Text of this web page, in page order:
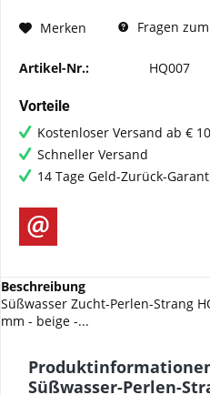
Merken Fragen
Artikel-Nr.: HQ007
Vorteile
Kostenloser Versand ab €
Schneller Versand
14 Tage Geld-Zurück-
Beschreibung
Süßwasser Zucht-Perlen-Strang
mm - beige -...
Süßwasser-Perlen-